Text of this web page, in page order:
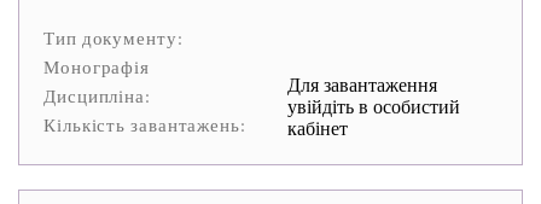
Тип документу:
Монографія
Дисципліна:
Кількість завантажень:
Для завантаження
увійдіть в особистий
кабінет